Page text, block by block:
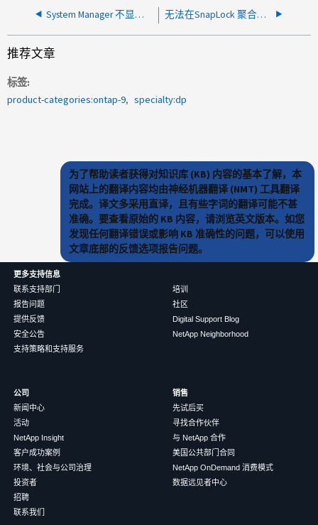
System Manager 不显示在卷上启用 ONTAP SnapLock 的选项 无法在SnapLock 聚合上创建存储分段
推荐文章
标签
product-categories:ontap-9
specialty:dp
为了帮助读者获得对知识库 (KB) 内容的基本了解，本
网站上的翻译内容均由神经机器翻译 (NMT) 工具翻译
完成。译文多采用直译，且有些字词的翻译可能不甚
准确。要查看原始的 KB 内容，请浏览英文版本。如您
发现任何翻译错误或影响 KB 准确性的问题，可以使用
文章底部的反馈选项报告问题。
更多支持信息
联系支持部门
报告问题
提供反馈
安全公告
支持策略和支持服务
培训
社区
Digital Support Blog
NetApp Neighborhood
公司
新闻中心
活动
NetApp Insight
客户成功案例
环境、社会与公司治理
投资者
招聘
联系我们
销售
先试后买
寻找合作伙伴
与 NetApp 合作
美国公共部门合同
NetApp OnDemand 消费模式
数据远见者中心